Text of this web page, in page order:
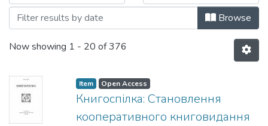
Browse
Now showing 1 - 20 of 376
Item Open Access
Книгоспілка: Становлення
кооперативного книговидання